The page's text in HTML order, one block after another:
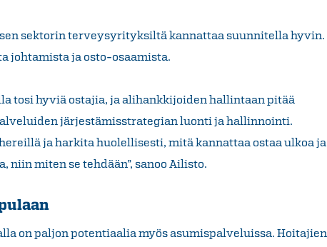
sektorin terveysyrityksiltä kannattaa suunnitella hyvin.
johtamista ja osto-osaamista.
tosi hyviä ostajia, ja alihankkijoiden hallintaan pitää
järjestämisstrategian luonti ja hallinnointi.
ja harkita huolellisesti, mitä kannattaa ostaa ulkoa ja
niin miten se tehdään”, sanoo Ailisto.
on paljon potentiaalia myös asumispalveluissa. Hoitajien